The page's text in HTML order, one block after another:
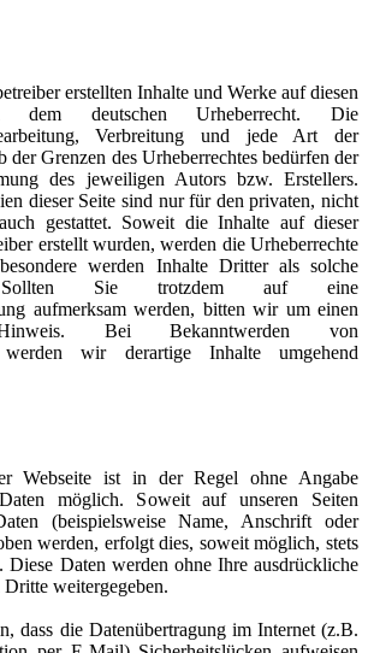
erstellten Inhalte und Werke auf diesen
dem deutschen Urheberrecht. Die
Verbreitung und jede Art der
der Grenzen des Urheberrechtes bedürfen der
des jeweiligen Autors bzw. Erstellers.
dieser Seite sind nur für den privaten, nicht
gestattet. Soweit die Inhalte auf dieser
erstellt wurden, werden die Urheberrechte
werden Inhalte Dritter als solche
Sollten Sie trotzdem auf eine
aufmerksam werden, bitten wir um einen
Hinweis. Bei Bekanntwerden von
werden wir derartige Inhalte umgehend
Webseite ist in der Regel ohne Angabe
Daten möglich. Soweit auf unseren Seiten
(beispielsweise Name, Anschrift oder
werden, erfolgt dies, soweit möglich, stets
Daten werden ohne Ihre ausdrückliche
weitergegeben.
dass die Datenübertragung im Internet (z.B.